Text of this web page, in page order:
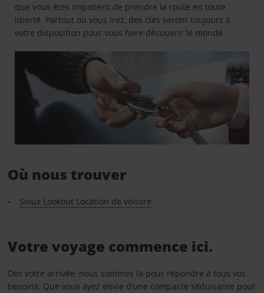
que vous êtes impatient de prendre la route en toute
liberté. Partout où vous irez, des clés seront toujours à
votre disposition pour vous faire découvrir le monde.
Où nous trouver
Sioux Lookout Location de voiture
Votre voyage commence ici.
Dès votre arrivée, nous sommes là pour répondre à tous vos
besoins. Que vous ayez envie d’une compacte séduisante pour